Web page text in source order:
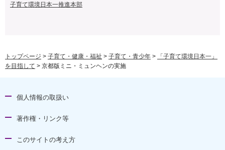
子育て環境日本一推進本部
トップページ > 子育て・健康・福祉 > 子育て・青少年 >
「子育て環境日本一」
を目指して > 京都版ミニ・ミュンヘンの実施
個人情報の取扱い
著作権・リンク等
このサイトの考え方